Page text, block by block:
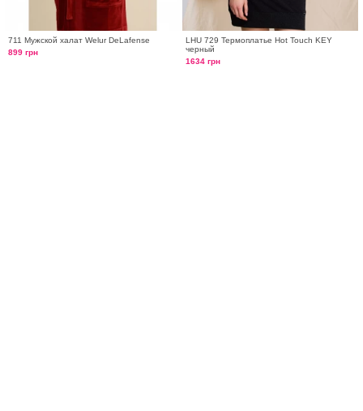
711 Мужской халат Welur DeLafense
899 грн
LHU 729 Термоплатье Hot Touch KEY
черный
1634 грн